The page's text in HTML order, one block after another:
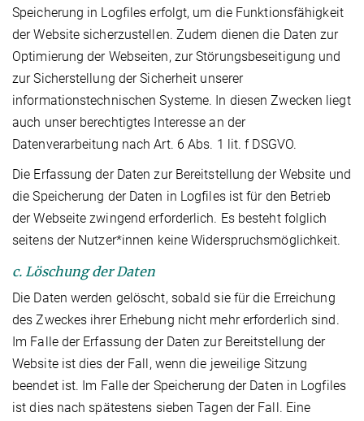
Speicherung in Logfiles erfolgt, um die Funktionsfähigkeit
der Website sicherzustellen. Zudem dienen die Daten zur
Optimierung der Webseiten, zur Störungsbeseitigung und
zur Sicherstellung der Sicherheit unserer
informationstechnischen Systeme. In diesen Zwecken liegt
auch unser berechtigtes Interesse an der
Datenverarbeitung nach Art. 6 Abs. 1 lit. f DSGVO.
Die Erfassung der Daten zur Bereitstellung der Website und
die Speicherung der Daten in Logfiles ist für den Betrieb
der Webseite zwingend erforderlich. Es besteht folglich
seitens der Nutzer*innen keine Widerspruchsmöglichkeit.
c. Löschung der Daten
Die Daten werden gelöscht, sobald sie für die Erreichung
des Zweckes ihrer Erhebung nicht mehr erforderlich sind.
Im Falle der Erfassung der Daten zur Bereitstellung der
Website ist dies der Fall, wenn die jeweilige Sitzung
beendet ist. Im Falle der Speicherung der Daten in Logfiles
ist dies nach spätestens sieben Tagen der Fall. Eine